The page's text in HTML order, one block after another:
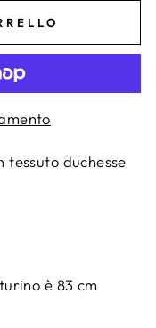
tessuto duchesse
è 83 cm